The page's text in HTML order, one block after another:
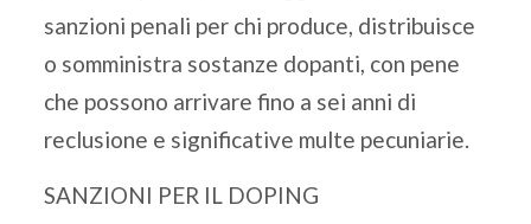
sanzioni penali per chi produce, distribuisce
o somministra sostanze dopanti, con pene
che possono arrivare fino a sei anni di
reclusione e significative multe pecuniarie.
SANZIONI PER IL DOPING